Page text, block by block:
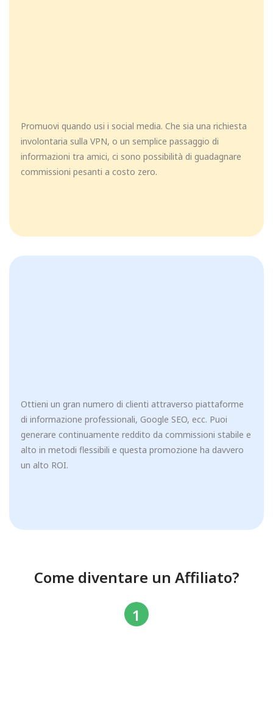
Promuovi quando usi i social media. Che sia una richiesta
involontaria sulla VPN, o un semplice passaggio di
informazioni tra amici, ci sono possibilità di guadagnare
commissioni pesanti a costo zero.
Ottieni un gran numero di clienti attraverso piattaforme
di informazione professionali, Google SEO, ecc. Puoi
generare continuamente reddito da commissioni stabile e
alto in metodi flessibili e questa promozione ha davvero
un alto ROI.
Come diventare un Affiliato?